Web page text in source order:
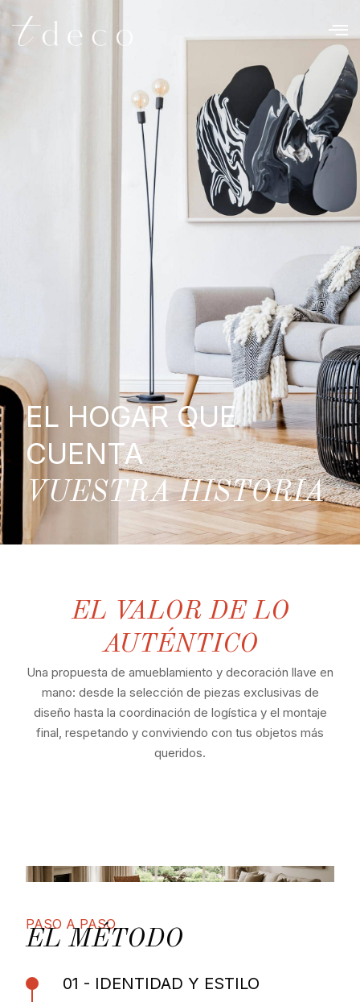
EL HOGAR QUE
CUENTA
VUESTRA HISTORIA
EL VALOR DE LO
AUTÉNTICO
Una propuesta de amueblamiento y decoración llave en
mano: desde la selección de piezas exclusivas de
diseño hasta la coordinación de logística y el montaje
final, respetando y conviviendo con tus objetos más
queridos.
PASO A PASO
EL MÉTODO
01 - IDENTIDAD Y ESTILO